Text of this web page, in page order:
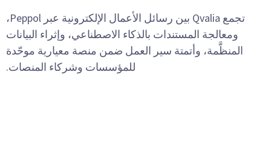
تجمع Qvalia بين رسائل الأعمال الإلكترونية عبر Peppol،
ومعالجة المستندات بالذكاء الاصطناعي، وإثراء البيانات
المنظَّمة، وأتمتة سير العمل ضمن منصة معيارية موحّدة
للمؤسسات وشركاء المنصات.